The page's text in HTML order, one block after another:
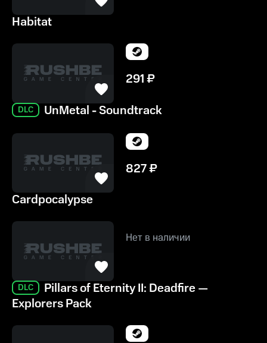
Habitat
291₽
DLC UnMetal - Soundtrack
827₽
Cardpocalypse
Нет в наличии
DLC
Pillars of Eternity II: Deadfire —
Explorers Pack